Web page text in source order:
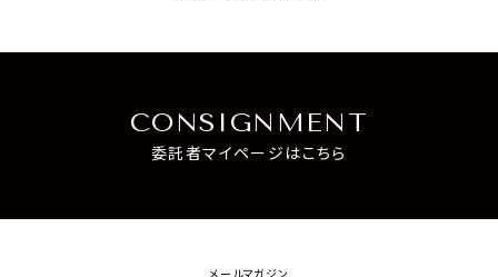
CONSIGNMENT
委託者マイページはこちら
メールマガジン